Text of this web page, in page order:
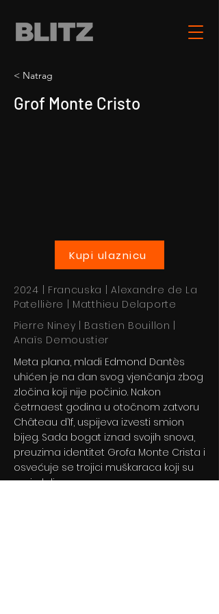
< Natrag
Grof Monte Cristo
Kupi ulaznicu
2024 | Francuska | Alexandre de La
Patellière | Matthieu Delaporte
Pierre Niney | Bastien Bouillon |
Anaïs Demoustier
Meta plana, mladi Edmond Dantès
uhićen je na dan svog vjenčanja zbog
zločina koji nije počinio. Nakon
četrnaest godina u otočnom zatvoru
Château d’If, uspijeva izvesti smion
bijeg. Sada bogat iznad svojih snova,
preuzima identitet Grofa Monte Crista i
osvećuje se trojici muškaraca koji su
ga izdali.